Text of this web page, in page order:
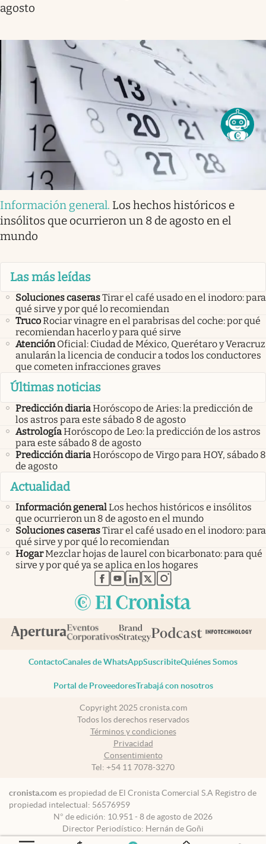
agosto
Información general. Los hechos históricos e
insólitos que ocurrieron un 8 de agosto en el
mundo
Las más leídas
Soluciones caserasTirar el café usado en el inodoro: para
qué sirve y por qué lo recomiendan
TrucoRociar vinagre en el parabrisas del coche: por qué
recomiendan hacerlo y para qué sirve
Atención Oficial: Ciudad de México, Querétaro y Veracruz
anularán la licencia de conducir a todos los conductores
que cometen infracciones graves
Últimas noticias
Predicción diariaHoróscopo de Aries: la predicción de
los astros para este sábado 8 de agosto
AstrologíaHoróscopo de Leo: la predicción de los astros
para este sábado 8 de agosto
Predicción diariaHoróscopo de Virgo para HOY, sábado 8
de agosto
Actualidad
Información generalLos hechos históricos e insólitos
que ocurrieron un 8 de agosto en el mundo
Soluciones caserasTirar el café usado en el inodoro: para
qué sirve y por qué lo recomiendan
HogarMezclar hojas de laurel con bicarbonato: para qué
sirve y por qué ya se aplica en los hogares
abre en nueva pestaña
abre en nueva pestaña
abre en nueva pestaña
abre en nueva pestaña
abre en nueva pestaña
ContactoCanales de WhatsAppSuscribiteQuiénes Somos
Portal de ProveedoresTrabajá con nosotros
Copyright 2025 cronista.com
Todos los derechos reservados
Términos y condiciones
Privacidad
Consentimiento
Tel: +54 11 7078-3270
cronista.com es propiedad de El Cronista Comercial S.A Registro de
propiedad intelectual: 56576959
N° de edición: 10.951 - 8 de agosto de 2026
Director Periodístico: Hernán de Goñi